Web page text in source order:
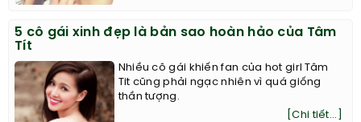
5 cô gái xinh đẹp là bản sao hoàn hảo của Tâm
Tít
Nhiều cô gái khiến fan của hot girl Tâm
Tit cũng phải ngạc nhiên vì quá giống
thần tượng.
[Chi tiết...]